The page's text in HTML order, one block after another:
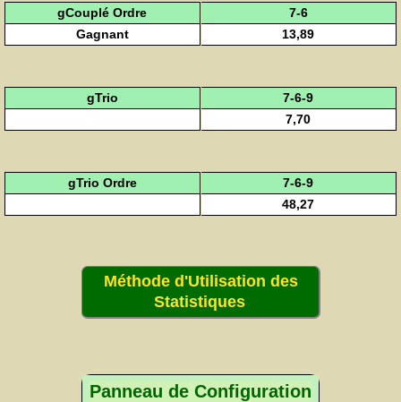
gCouplé Ordre
7-6
Gagnant
13,89
gTrio
7-6-9
7,70
gTrio Ordre
7-6-9
48,27
Méthode d'Utilisation des
Statistiques
Panneau de Configuration